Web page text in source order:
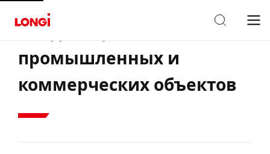
Владельцы
промышленных и
коммерческих объектов